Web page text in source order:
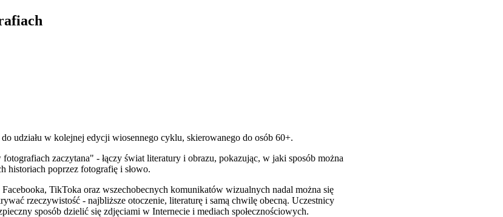
udziału w kolejnej edycji wiosennego cyklu, skierowanego do osób 60+.
zaczytana" - łączy świat literatury i obrazu, pokazując, w jaki sposób można
historiach poprzez fotografię i słowo.
Facebooka, TikToka oraz wszechobecnych komunikatów wizualnych nadal można się
rzeczywistość - najbliższe otoczenie, literaturę i samą chwilę obecną. Uczestnicy
sposób dzielić się zdjęciami w Internecie i mediach społecznościowych.